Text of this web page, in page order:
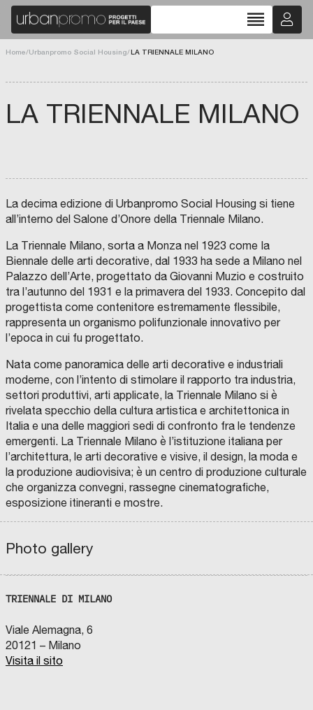
reorder
Home/Urbanpromo Social Housing/LA TRIENNALE MILANO
LA TRIENNALE MILANO
La decima edizione di Urbanpromo Social Housing si tiene
all’interno del Salone d’Onore della Triennale Milano.
La Triennale Milano, sorta a Monza nel 1923 come Ia
Biennale delle arti decorative, dal 1933 ha sede a Milano nel
Palazzo dell’Arte, progettato da Giovanni Muzio e costruito
tra l’autunno del 1931 e la primavera del 1933. Concepito dal
progettista come contenitore estremamente flessibile,
rappresenta un organismo polifunzionale innovativo per
l’epoca in cui fu progettato.
Nata come panoramica delle arti decorative e industriali
moderne, con l’intento di stimolare il rapporto tra industria,
settori produttivi, arti applicate, la Triennale Milano si è
rivelata specchio della cultura artistica e architettonica in
Italia e una delle maggiori sedi di confronto fra le tendenze
emergenti. La Triennale Milano è l’istituzione italiana per
l’architettura, le arti decorative e visive, il design, la moda e
la produzione audiovisiva; è un centro di produzione culturale
che organizza convegni, rassegne cinematografiche,
esposizione itineranti e mostre.
Photo gallery
chevron_left
TRIENNALE DI MILANO
Viale Alemagna, 6
20121 – Milano
Visita il sito